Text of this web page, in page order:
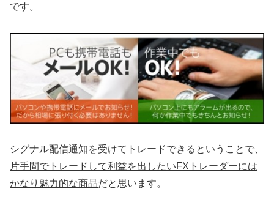
です。
シグナル配信通知を受けてトレードできるということで、
片手間でトレードして利益を出したいFXトレーダーには
かなり魅力的な商品だと思います。